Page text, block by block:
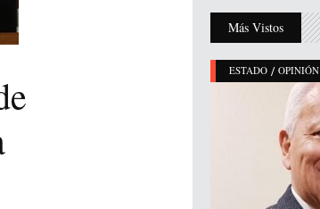
Más Vistos
ESTADO / OPINIÓN